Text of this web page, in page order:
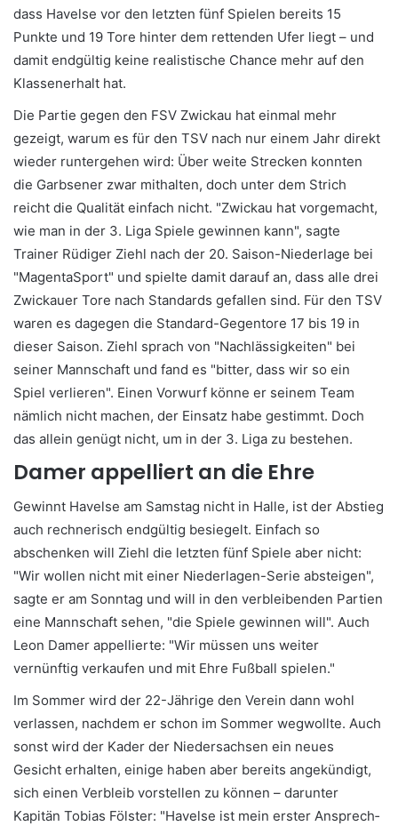
dass Havelse vor den letzten fünf Spielen bereits 15
Punkte und 19 Tore hinter dem rettenden Ufer liegt – und
damit endgültig keine realistische Chance mehr auf den
Klassenerhalt hat.
Die Partie gegen den FSV Zwickau hat einmal mehr
gezeigt, warum es für den TSV nach nur einem Jahr direkt
wieder runtergehen wird: Über weite Strecken konnten
die Garbsener zwar mithalten, doch unter dem Strich
reicht die Qualität einfach nicht. "Zwickau hat vorgemacht,
wie man in der 3. Liga Spiele gewinnen kann", sagte
Trainer Rüdiger Ziehl nach der 20. Saison-Niederlage bei
"MagentaSport" und spielte damit darauf an, dass alle drei
Zwickauer Tore nach Standards gefallen sind. Für den TSV
waren es dagegen die Standard-Gegentore 17 bis 19 in
dieser Saison. Ziehl sprach von "Nachlässigkeiten" bei
seiner Mannschaft und fand es "bitter, dass wir so ein
Spiel verlieren". Einen Vorwurf könne er seinem Team
nämlich nicht machen, der Einsatz habe gestimmt. Doch
das allein genügt nicht, um in der 3. Liga zu bestehen.
Damer appelliert an die Ehre
Gewinnt Havelse am Samstag nicht in Halle, ist der Abstieg
auch rechnerisch endgültig besiegelt. Einfach so
abschenken will Ziehl die letzten fünf Spiele aber nicht:
"Wir wollen nicht mit einer Niederlagen-Serie absteigen",
sagte er am Sonntag und will in den verbleibenden Partien
eine Mannschaft sehen, "die Spiele gewinnen will". Auch
Leon Damer appellierte: "Wir müssen uns weiter
vernünftig verkaufen und mit Ehre Fußball spielen."
Im Sommer wird der 22-Jährige den Verein dann wohl
verlassen, nachdem er schon im Sommer wegwollte. Auch
sonst wird der Kader der Niedersachsen ein neues
Gesicht erhalten, einige haben aber bereits angekündigt,
sich einen Verbleib vorstellen zu können – darunter
Kapitän Tobias Fölster: "Ha­vel­se ist mein erster An­sprech­